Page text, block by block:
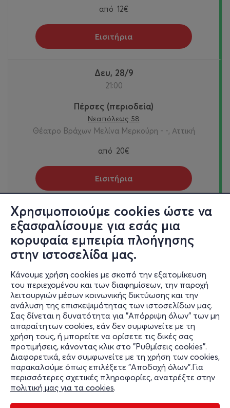
Χρησιμοποιούμε cookies ώστε να
εξασφαλίσουμε για εσάς μια
κορυφαία εμπειρία πλοήγησης
στην ιστοσελίδα μας.
Κάνουμε χρήση cookies με σκοπό την εξατομίκευση
του περιεχομένου και των διαφημίσεων, την παροχή
λειτουργιών μέσων κοινωνικής δικτύωσης και την
ανάλυση της επισκεψιμότητας των ιστοσελίδων μας.
Σας δίνεται η δυνατότητα για "Απόρριψη όλων" των μη
απαραίτητων cookies, εάν δεν συμφωνείτε με τη
χρήση τους, ή μπορείτε να ορίσετε τις δικές σας
προτιμήσεις, κάνοντας κλικ στο "Ρυθμίσεις cookies".
Διαφορετικά, εάν συμφωνείτε με τη χρήση των cookies,
παρακαλούμε όπως επιλέξετε "Αποδοχή όλων".Για
περισσότερες σχετικές πληροφορίες, ανατρέξτε στην
πολιτική μας για τα cookies.
από 12€
Εισιτήρια
Δευ, 28/9
21:00
Πέρσες (περιοδεία)
Νεαπόλεως 58
Θέατρο Βράχων Μελίνα Μερκούρη - -, Αττική
από 20€
Εισιτήρια
Τρι, 29/9
21:00
Πέρσες (περιοδεία)
Νεαπόλεως 58
Θέατρο Βράχων Μελίνα Μερκούρη - -, Αττική
από 20€
Εισιτήρια